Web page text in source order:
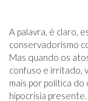
A palavra, é claro,
conservadorismo
Mas quando os
confuso e irritado,
mais por política do
hipocrisia